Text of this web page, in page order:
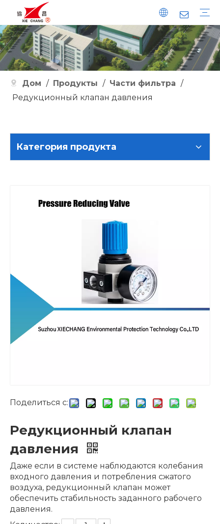
Дом / Продукты / Части фильтра /
Редукционный клапан давления
Категория продукта
Поделиться с:
Редукционный клапан
давления
Даже если в системе наблюдаются колебания
входного давления и потребления сжатого
воздуха, редукционный клапан может
обеспечить стабильность заданного рабочего
давления.